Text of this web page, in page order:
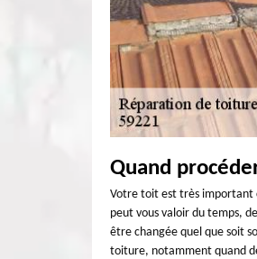
Quand
Votre toit est très important
peut vous valoir du temps,
être changée quel que soit
toiture, notamment quand